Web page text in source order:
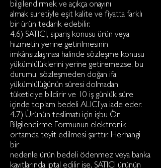
bilgilendirmek ve açıkça onayını
almak suretiyle eşit kalite ve fiyatta farklı
bir ürün tedarik edebilir.
4.6) SATICI, sipariş konusu ürün veya
hizmetin yerine getirilmesinin
imkânsızlaşması halinde sözleşme konusu
yükümlülüklerini yerine getiremezse, bu
durumu, sözleşmeden doğan ifa
yükümlülüğünün süresi dolmadan
tüketiciye bildirir ve 10 iş günlük süre
içinde toplam bedeli ALICI’ya iade eder.
4.7) Ürünün teslimatı için işbu Ön
Bilgilendirme Formunun elektronik
ortamda teyit edilmesi şarttır. Herhangi
bir
nedenle ürün bedeli ödenmez veya banka
kayıtlarında iptal edilir ise, SATICI ürünün